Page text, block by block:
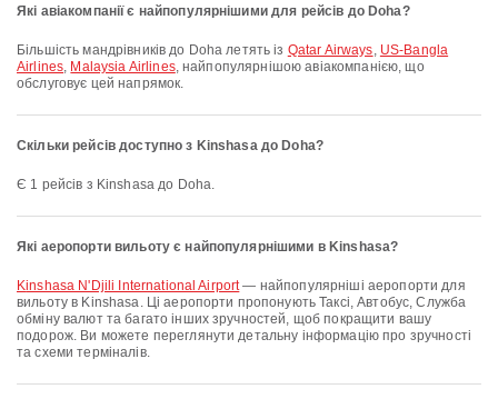
Які авіакомпанії є найпопулярнішими для рейсів до Doha?
Більшість мандрівників до Doha летять із Qatar Airways, US-Bangla
Airlines, Malaysia Airlines, найпопулярнішою авіакомпанією, що
обслуговує цей напрямок.
Скільки рейсів доступно з Kinshasa до Doha?
Є 1 рейсів з Kinshasa до Doha.
Які аеропорти вильоту є найпопулярнішими в Kinshasa?
Kinshasa N'Djili International Airport— найпопулярніші аеропорти для
вильоту в Kinshasa. Ці аеропорти пропонують Таксі, Автобус, Служба
обміну валют та багато інших зручностей, щоб покращити вашу
подорож. Ви можете переглянути детальну інформацію про зручності
та схеми терміналів.